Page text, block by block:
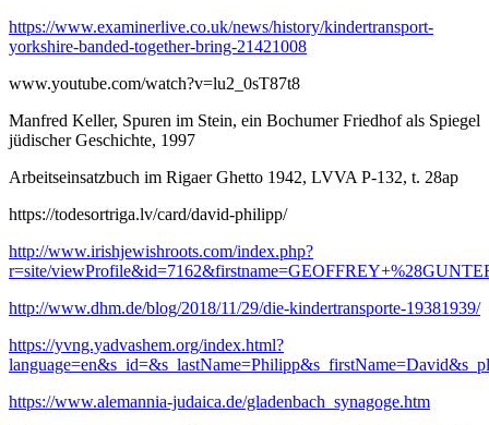
https://www.examinerlive.co.uk/news/history/kindertransport-
yorkshire-banded-together-bring-21421008
www.youtube.com/watch?v=lu2_0sT87t8
Manfred Keller, Spuren im Stein, ein Bochumer Friedhof als Spiegel
jüdischer Geschichte, 1997
Arbeitseinsatzbuch im Rigaer Ghetto 1942, LVVA P-132, t. 28ap
https://todesortriga.lv/card/david-philipp/
http://www.irishjewishroots.com/index.php?
r=site/
http://www.dhm.de/blog/2018/11/29/die-kindertransporte-19381939/
https://yvng.yadvashem.org/index.html?
https://www.alemannia-judaica.de/gladenbach_synagoge.htm